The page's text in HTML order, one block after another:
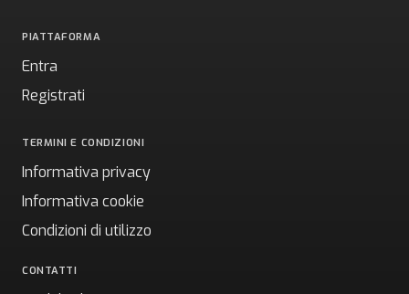
PIATTAFORMA
Entra
Registrati
TERMINI E CONDIZIONI
Informativa privacy
Informativa cookie
Condizioni di utilizzo
CONTATTI